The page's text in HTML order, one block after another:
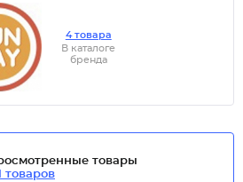
4 товара
В каталоге
бренда
товары
товаров